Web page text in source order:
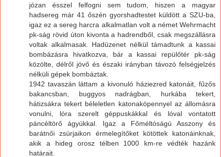
józan ésszel felfogni sem tudom, hiszen a magyar
hadsereg már 41 őszén gyorshadtestet küldött a SZU-ba,
igaz ez a sereg harcra alkalmatlan volt a német Wehrmacht
pk-ság rövid úton kivonta a hadrendből, csak megszállásra
voltak alkalmasak. Hadüzenet nélkül támadtunk a kassai
bombázásra hivatkozva, bár a kassai repülőtér pk-ság
közölte, délről jövő és északi irányban távozó felségjelzés
nélküli gépek bombáztak.
1942 tavaszán láttam a kivonuló háziezred katonáit, fűzős
bakancsban, buggyos nadrágban, hurkába tekert,
hátizsákra tekert béleletlen katonaköpennyel az állomásra
vonulni, lóra szerelt géppuskákkal és lóval vontatott
páncéltörő ágyúkkal. Igaz a Főméltóságú Asszony és
barátnői zsúrjaikon érmelegítőket kötöttek katonáinknak,
akik a hideg orosz télben 1000 km-re védték hazánk
határait.